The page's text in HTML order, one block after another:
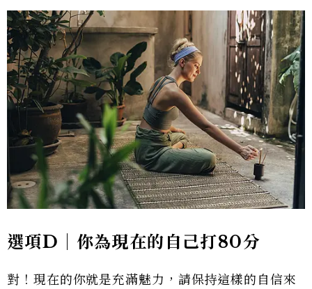
選項D｜你為現在的自己打80分
對！現在的你就是充滿魅力，請保持這樣的自信來